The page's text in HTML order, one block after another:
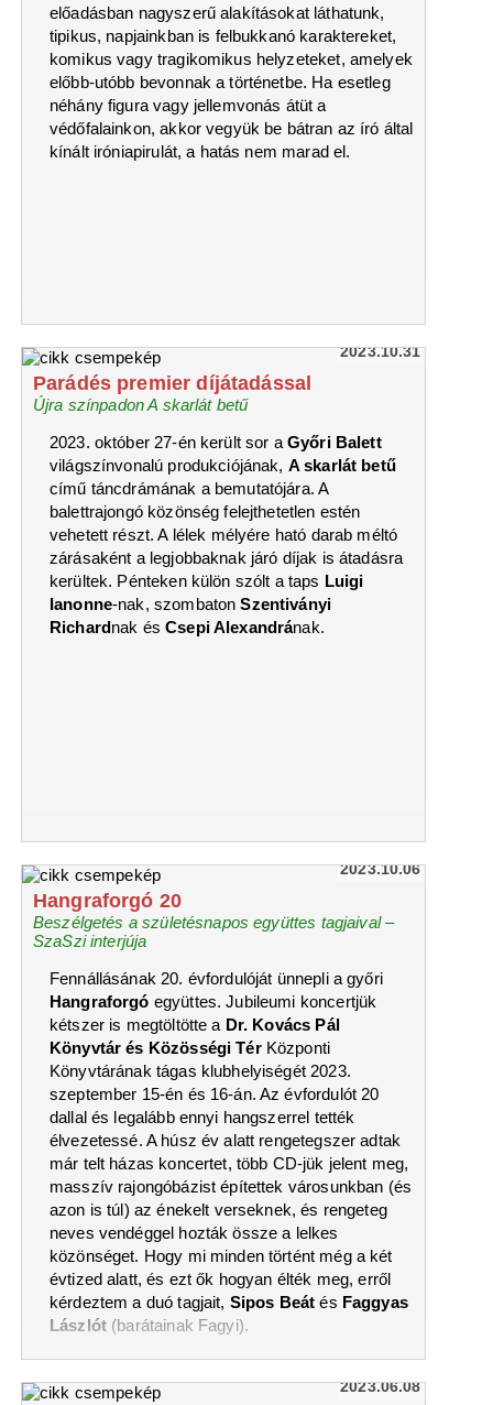
előadásban nagyszerű alakításokat láthatunk,
tipikus, napjainkban is felbukkanó karaktereket,
komikus vagy tragikomikus helyzeteket, amelyek
előbb-utóbb bevonnak a történetbe. Ha esetleg
néhány figura vagy jellemvonás átüt a
védőfalainkon, akkor vegyük be bátran az író által
kínált iróniapirulát, a hatás nem marad el.
2023.10.31
Parádés premier díjátadással
Újra színpadon A skarlát betű
2023. október 27-én került sor a Győri Balett
világszínvonalú produkciójának, A skarlát betű
című táncdrámának a bemutatójára. A
balettrajongó közönség felejthetetlen estén
vehetett részt. A lélek mélyére ható darab méltó
zárásaként a legjobbaknak járó díjak is átadásra
kerültek. Pénteken külön szólt a taps Luigi
Ianonne-nak, szombatonSzentiványi
Richardnak ésCsepi Alexandrának.
2023.10.06
Hangraforgó 20
Beszélgetés a születésnapos együttes tagjaival –
SzaSzi interjúja
Fennállásának 20. évfordulóját ünnepli a győri
Hangraforgó együttes. Jubileumi koncertjük
kétszer is megtöltötte a Dr. Kovács Pál
Könyvtár és Közösségi TérKözponti
Könyvtárának tágas klubhelyiségét 2023.
szeptember 15-én és 16-án. Az évfordulót 20
dallal és legalább ennyi hangszerrel tették
élvezetessé. A húsz év alatt rengetegszer adtak
már telt házas koncertet, több CD-jük jelent meg,
masszív rajongóbázist építettek városunkban (és
azon is túl) az énekelt verseknek, és rengeteg
neves vendéggel hozták össze a lelkes
közönséget. Hogy mi minden történt még a két
évtized alatt, és ezt ők hogyan élték meg, erről
kérdeztem a duó tagjait, Sipos Beát és Faggyas
Lászlót (barátainak Fagyi).
2023.06.08